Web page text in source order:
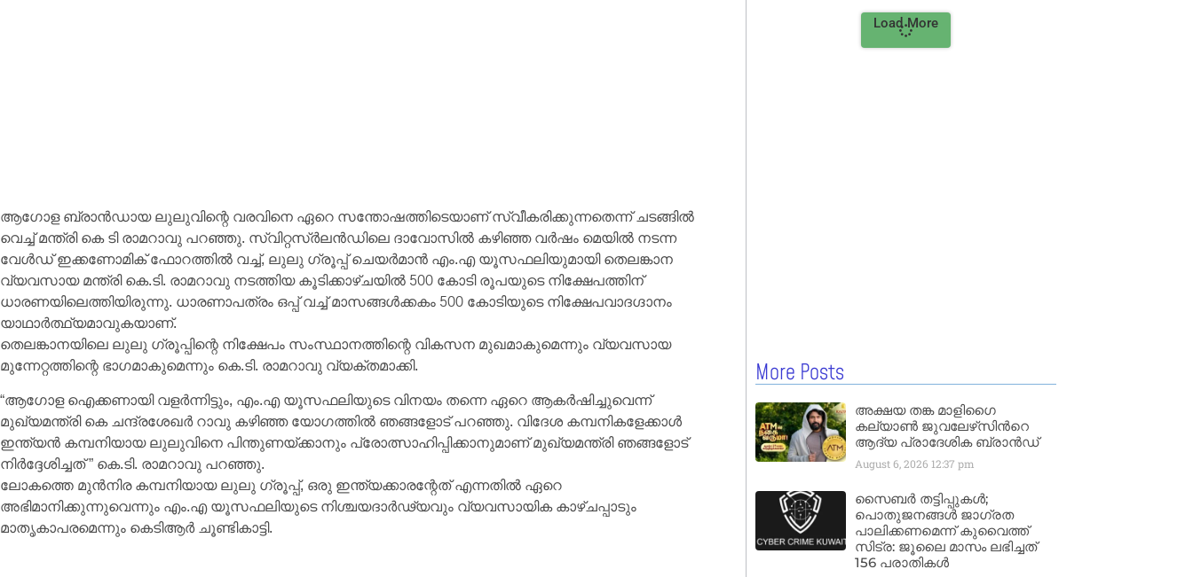
ആഗോള ബ്രാൻഡായ ലുലുവിന്റെ വരവിനെ ഏറെ സന്തോഷത്തിടെയാണ് സ്വീകരിക്കുന്നതെന്ന് ചടങ്ങിൽ
വെച്ച് മന്ത്രി കെ ടി രാമറാവു പറഞ്ഞു. സ്വിറ്റസ്ർലൻഡിലെ ദാവോസിൽ കഴിഞ്ഞ വർഷം മെയിൽ നടന്ന
വേൾഡ് ഇക്കണോമിക് ഫോറത്തിൽ വച്ച്, ലുലു ഗ്രൂപ്പ് ചെയർമാൻ എം.എ യൂസഫലിയുമായി തെലങ്കാന
വ്യവസായ മന്ത്രി കെ.ടി. രാമറാവു നടത്തിയ കൂടിക്കാഴ്ചയിൽ 500 കോടി രൂപയുടെ നിക്ഷേപത്തിന്
ധാരണയിലെത്തിയിരുന്നു. ധാരണാപത്രം ഒപ്പ് വച്ച് മാസങ്ങൾക്കകം 500 കോടിയുടെ നിക്ഷേപവാദഗ്ദാനം
യാഥാർത്ഥ്യമാവുകയാണ്.
തെലങ്കാനയിലെ ലുലു ഗ്രൂപ്പിന്റെ നിക്ഷേപം സംസ്ഥാനത്തിന്റെ വികസന മുഖമാകുമെന്നും വ്യവസായ
മുന്നേറ്റത്തിന്റെ ഭാഗമാകുമെന്നും കെ.ടി. രാമറാവു വ്യക്തമാക്കി.
“ആഗോള ഐക്കണായി വളർന്നിട്ടും, എം.എ യൂസഫലിയുടെ വിനയം തന്നെ ഏറെ ആകർഷിച്ചുവെന്ന്
മുഖ്യമന്ത്രി കെ ചന്ദ്രശേഖർ റാവു കഴിഞ്ഞ യോഗത്തിൽ ഞങ്ങളോട് പറഞ്ഞു. വിദേശ കമ്പനികളേക്കാൾ
ഇന്ത്യൻ കമ്പനിയായ ലുലുവിനെ പിന്തുണയ്ക്കാനും പ്രോത്സാഹിപ്പിക്കാനുമാണ് മുഖ്യമന്ത്രി ഞങ്ങളോട്
നിർദ്ദേശിച്ചത് ” കെ.ടി. രാമറാവു പറഞ്ഞു.
ലോകത്തെ മുൻനിര കമ്പനിയായ ലുലു ഗ്രൂപ്പ്, ഒരു ഇന്ത്യക്കാരന്റേത് എന്നതിൽ ഏറെ
അഭിമാനിക്കുന്നുവെന്നും എം.എ യൂസഫലിയുടെ നിശ്ചയദാർഢ്യവും വ്യവസായിക കാഴ്ചപ്പാടും
മാതൃകാപരമെന്നും കെടിആർ ചൂണ്ടികാട്ടി.
Load More
More Posts
അക്ഷയ തങ്ക മാളിഗൈ
കല്യാണ്‍ ജുവലേഴ്‌സിന്‍റെ
ആദ്യ പ്രാദേശിക ബ്രാന്‍ഡ്
August 6, 2026 12:37 pm
സൈബർ തട്ടിപ്പുകൾ;
പൊതുജനങ്ങൾ ജാഗ്രത
പാലിക്കണമെന്ന് കുവൈത്ത്
സിട്ര: ജൂലൈ മാസം ലഭിച്ചത്
156 പരാതികൾ